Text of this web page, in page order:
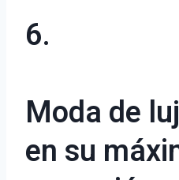
6.
Moda de
en su